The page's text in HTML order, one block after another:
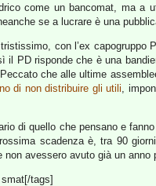
come un bancomat, ma a
se a lucrare è una
con l’ex capogruppo
il PD risponde che è una
che alle ultime
di non distribuire gli utili,
di quello che pensano e
scadenza è, tra 90
avessero avuto già un
tags]